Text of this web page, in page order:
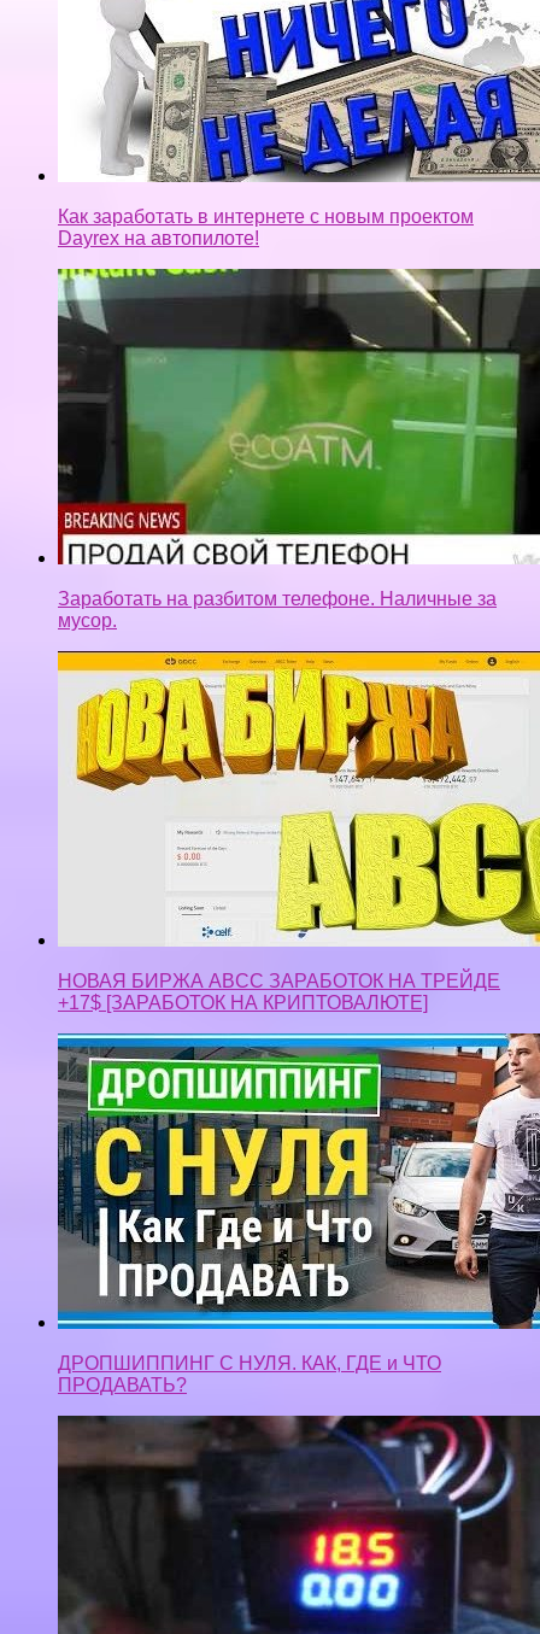
Как заработать в интернете с новым проектом
Dayrex на автопилоте!
Заработать на разбитом телефоне. Наличные за
мусор.
НОВАЯ БИРЖА ABCC ЗАРАБОТОК НА ТРЕЙДЕ
+17$ [ЗАРАБОТОК НА КРИПТОВАЛЮТЕ]
ДРОПШИППИНГ С НУЛЯ. КАК, ГДЕ и ЧТО
ПРОДАВАТЬ?